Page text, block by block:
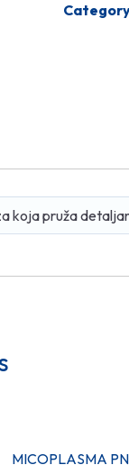
koja pruža
MICOPLASMA